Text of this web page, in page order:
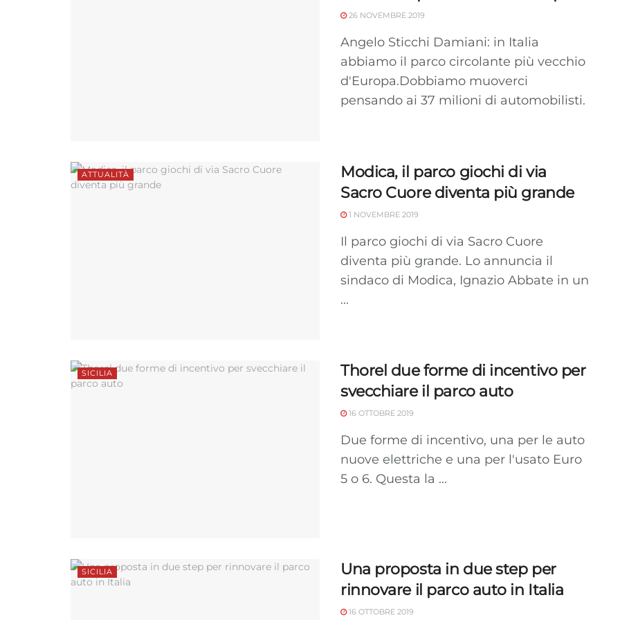
Garantire la sicurezza, prevenire e rilevare frodi,
correggere errori, Erogare e presentare
pubblicità e contenuto, Salvare e comunicare le
scelte sulla privacy.
Sempre
26 NOVEMBRE 2019
Angelo Sticchi Damiani: in Italia
abbiamo il parco circolante più vecchio
d'Europa.Dobbiamo muoverci
pensando ai 37 milioni di automobilisti.
ATTUALITÀ
Modica, il parco giochi di via
Sacro Cuore diventa più grande
1 NOVEMBRE 2019
Il parco giochi di via Sacro Cuore
diventa più grande. Lo annuncia il
sindaco di Modica, Ignazio Abbate in un
...
SICILIA
Thorel due forme di incentivo per
svecchiare il parco auto
16 OTTOBRE 2019
Due forme di incentivo, una per le auto
nuove elettriche e una per l'usato Euro
5 o 6. Questa la ...
SICILIA
Una proposta in due step per
rinnovare il parco auto in Italia
16 OTTOBRE 2019